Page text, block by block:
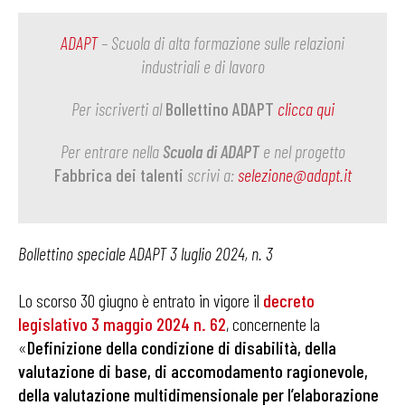
ADAPT– Scuola di alta formazione sulle relazioni
industriali e di lavoro
Per iscriverti alBollettino ADAPT clicca qui
Per entrare nella Scuola di ADAPTe nel progetto
Fabbrica dei talenti scrivi a:selezione@adapt.it
Bollettino speciale ADAPT 3 luglio 2024, n. 3
Lo scorso 30 giugno è entrato in vigore il decreto
legislativo 3 maggio 2024 n. 62, concernente la
«Definizione della condizione di disabilità, della
valutazione di base, di accomodamento ragionevole,
della valutazione multidimensionale per l’elaborazione